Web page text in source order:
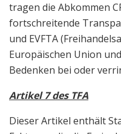
tragen die Abkommen
fortschreitende
und EVFTA
Europäischen Union
Bedenken bei oder
Artikel 7 des TFA
Dieser Artikel enthält